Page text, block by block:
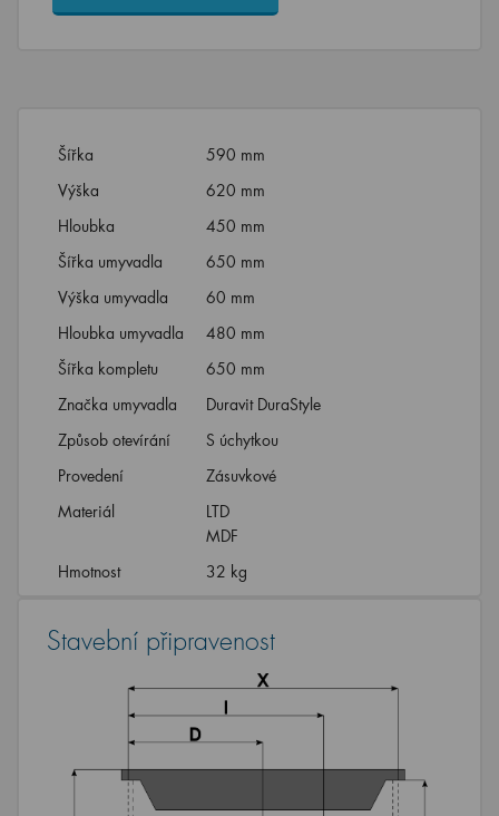
Šířka
590 mm
Výška
620 mm
Hloubka
450 mm
Šířka umyvadla
650 mm
Výška umyvadla
60 mm
Hloubka umyvadla
480 mm
Šířka kompletu
650 mm
Značka umyvadla
Duravit DuraStyle
Způsob otevírání
S úchytkou
Provedení
Zásuvkové
Materiál
LTD
MDF
Hmotnost
32 kg
Stavební připravenost